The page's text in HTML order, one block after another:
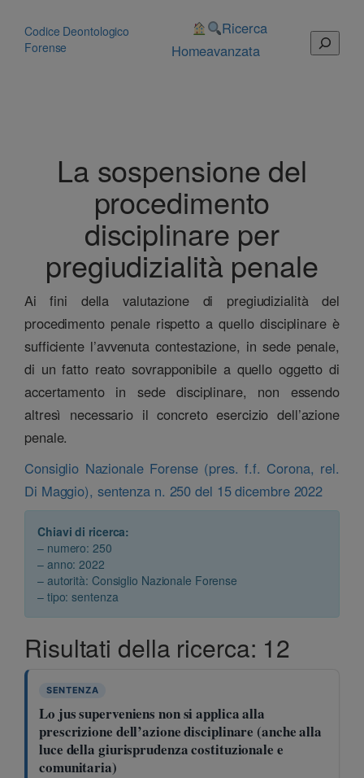
contenuto
Codice Deontologico
Forense
Home
Ricerca
avanzata
Cerca
La sospensione del
procedimento
disciplinare per
pregiudizialità penale
Ai fini della valutazione di pregiudizialità del
procedimento penale rispetto a quello disciplinare è
sufficiente l’avvenuta contestazione, in sede penale,
di un fatto reato sovrapponibile a quello oggetto di
accertamento in sede disciplinare, non essendo
altresì necessario il concreto esercizio dell’azione
penale.
Consiglio Nazionale Forense (pres. f.f. Corona, rel.
Di Maggio), sentenza n. 250 del 15 dicembre 2022
Chiavi di ricerca:
– numero: 250
– anno: 2022
– autorità: Consiglio Nazionale Forense
– tipo: sentenza
Risultati della ricerca: 12
SENTENZA
Lo jus superveniens non si applica alla
prescrizione dell’azione disciplinare (anche alla
luce della giurisprudenza costituzionale e
comunitaria)